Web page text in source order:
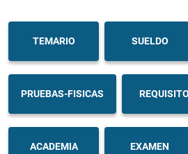
TEMARIO SUELDO
PRUEBAS-FISICAS
ACADEMIA EXAMEN